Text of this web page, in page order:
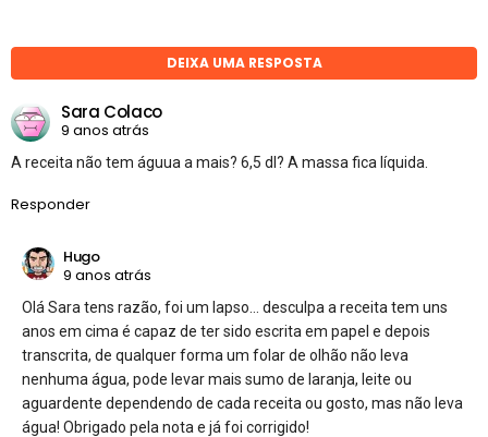
DEIXA UMA RESPOSTA
Sara Colaco
9 anos atrás
A receita não tem águua a mais? 6,5 dl? A massa fica líquida.
Responder
Hugo
9 anos atrás
Olá Sara tens razão, foi um lapso… desculpa a receita tem uns
anos em cima é capaz de ter sido escrita em papel e depois
transcrita, de qualquer forma um folar de olhão não leva
nenhuma água, pode levar mais sumo de laranja, leite ou
aguardente dependendo de cada receita ou gosto, mas não leva
água! Obrigado pela nota e já foi corrigido!